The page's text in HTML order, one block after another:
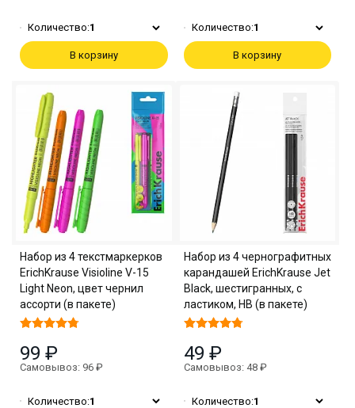
Количество:1
В корзину
Количество:1
В корзину
Набор из 4 текстмаркерков
ErichKrause Visioline V-15
Light Neon, цвет чернил
ассорти (в пакете)
99 ₽
Самовывоз: 96 ₽
Количество:1
Набор из 4 чернографитных
карандашей ErichKrause Jet
Black, шестигранных, с
ластиком, HB (в пакете)
49 ₽
Самовывоз: 48 ₽
Количество:1